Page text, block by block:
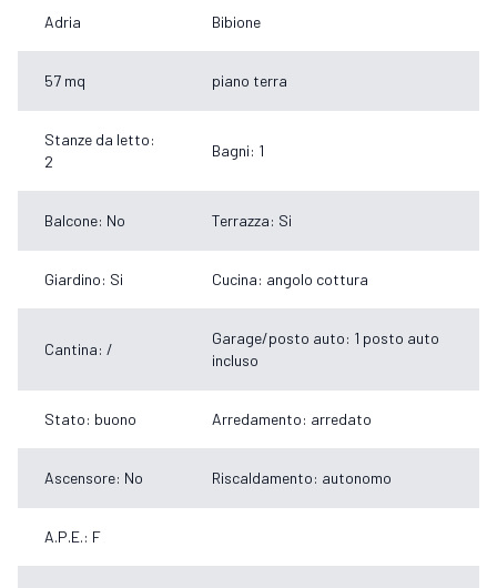
Adria Bibione
57 mq piano terra
Stanze da letto:
2
Bagni: 1
Balcone: No Terrazza: Si
Giardino: Si Cucina: angolo cottura
Cantina: /
Garage/posto auto: 1 posto auto
incluso
Stato: buono Arredamento: arredato
Ascensore: No Riscaldamento: autonomo
A.P.E.: F